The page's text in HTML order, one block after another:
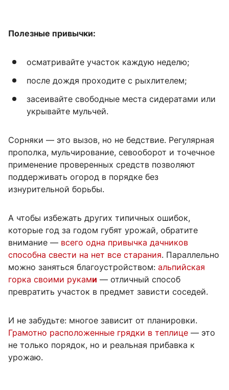
Полезные привычки:
осматривайте участок каждую неделю;
после дождя проходите с рыхлителем;
засеивайте свободные места сидератами или
укрывайте мульчей.
Сорняки — это вызов, но не бедствие. Регулярная
прополка, мульчирование, севооборот и точечное
применение проверенных средств позволяют
поддерживать огород в порядке без
изнурительной борьбы.
А чтобы избежать других типичных ошибок,
которые год за годом губят урожай, обратите
внимание — всего одна привычка дачников
способна свести на нет все старания. Параллельно
можно заняться благоустройством: альпийская
горка своими руками — отличный способ
превратить участок в предмет зависти соседей.
И не забудьте: многое зависит от планировки.
Грамотно расположенные грядки в теплице — это
не только порядок, но и реальная прибавка к
урожаю.